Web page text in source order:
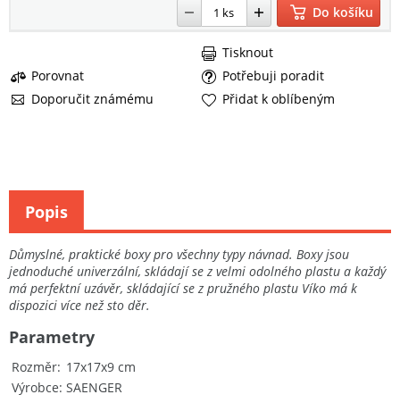
Do košíku
Porovnat
Potřebuji poradit
Doporučit známému
Tisknout
Přidat k oblíbeným
Důmyslné, praktické boxy pro všechny typy návnad. Boxy jsou
jednoduché univerzální, skládají se z velmi odolného plastu a každý
má perfektní uzávěr, skládající se z pružného plastu Víko má k
dispozici více než sto děr.
Rozměr 17x17x9 cm
Výrobce SAENGER
Parametry
Popis